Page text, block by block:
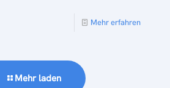
Mehr erfahren
Mehr laden